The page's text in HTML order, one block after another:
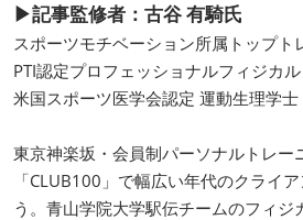
▶記事監修者：古谷 有騎氏
スポーツモチベーション所属トップト
PTI認定プロフェッショナルフィジカ
米国スポーツ医学会認定 運動生理学士
東京神楽坂・会員制パーソナルトレー
「CLUB100」で幅広い年代のクライ
う。青山学院大学駅伝チームのフィジ